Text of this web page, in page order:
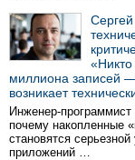
миллиона записей
возникает
Инженер-
почему накопленные
становятся серьезной
приложений …